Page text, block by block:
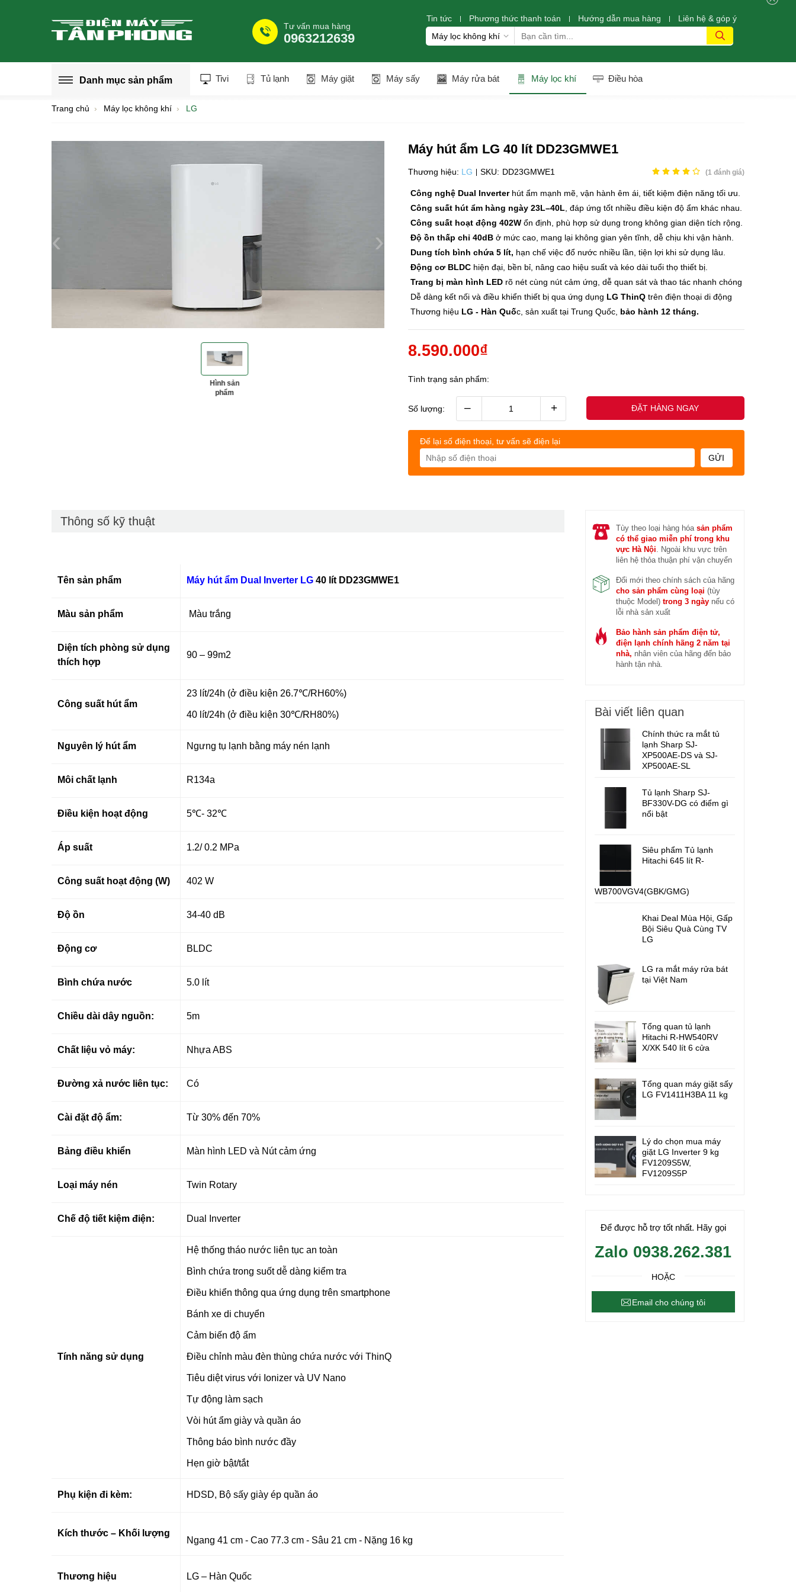
Tư vấn mua hàng
0963212639
Tin tức Phương thức thanh toán Hướng dẫn mua hàng Liên hệ & góp ý
Tivi Tủ lạnh Máy giặt Máy sấy Máy rửa bát Máy lọc khí Điều hòa
Danh mục sản phẩm
Trang chủ Máy lọc không khí LG
‹ ›
Hình sản
phẩm
Máy hút ẩm LG 40 lít DD23GMWE1
Thương hiệu: LG SKU: DD23GMWE1 (1đánh giá)
Công nghệ Dual Inverterhút ẩm mạnh mẽ, vận hành êm ái, tiết kiệm điện năng tối ưu.
Công suất hút ẩm hàng ngày 23L–40L , đáp ứng tốt nhiều điều kiện độ ẩm khác nhau.
Công suất hoạt động 402Wổn định, phù hợp sử dụng trong không gian diện tích rộng.
Độ ồn thấp chỉ 40dBở mức cao, mang lại không gian yên tĩnh, dễ chịu khi vận hành.
Dung tích bình chứa 5 lít, hạn chế việc đổ nước nhiều lần, tiện lợi khi sử dụng lâu.
Động cơ BLDChiện đại, bền bỉ, nâng cao hiệu suất và kéo dài tuổi thọ thiết bị.
Trang bị màn hình LEDrõ nét cùng nút cảm ứng, dễ quan sát và thao tác nhanh chóng
Dễ dàng kết nối và điều khiển thiết bị qua ứng dụng LG ThinQtrên điện thoại di động
Thương hiệu LG - Hàn Quốc, sản xuất tại Trung Quốc, bảo hành 12 tháng.
8.590.000₫
Tình trạng sản phẩm:
Số lượng: – + ĐẶT HÀNG NGAY
Để lại số điện thoại, tư vấn sẽ điện lại
GỬI
Thông số kỹ thuật
Tên sản phẩm Máy hút ẩm Dual Inverter LG 40 lít DD23GMWE1
Màu sản phẩm Màu trắng
Diện tích phòng sử dụng
thích hợp
90 – 99m2
Công suất hút ẩm
23 lít/24h (ở điều kiện 26.7℃/RH60%)
40 lít/24h (ở điều kiện 30℃/RH80%)
Nguyên lý hút ẩm Ngưng tụ lạnh bằng máy nén lạnh
Môi chất lạnh R134a
Điều kiện hoạt động 5℃- 32℃
Áp suất 1.2/ 0.2 MPa
Công suất hoạt động (W) 402 W
Độ ồn 34-40 dB
Động cơ BLDC
Bình chứa nước 5.0 lít
Chiều dài dây nguồn: 5m
Chất liệu vỏ máy: Nhựa ABS
Đường xả nước liên tục: Có
Cài đặt độ ẩm: Từ 30% đến 70%
Bảng điều khiển Màn hình LED và Nút cảm ứng
Loại máy nén Twin Rotary
Chế độ tiết kiệm điện: Dual Inverter
Tính năng sử dụng
Hệ thống tháo nước liên tục an toàn
Bình chứa trong suốt dễ dàng kiểm tra
Điều khiển thông qua ứng dụng trên smartphone
Bánh xe di chuyển
Cảm biến độ ẩm
Điều chỉnh màu đèn thùng chứa nước với ThinQ
Tiêu diệt virus với Ionizer và UV Nano
Tự động làm sạch
Vòi hút ẩm giày và quần áo
Thông báo bình nước đầy
Hẹn giờ bật/tắt
Phụ kiện đi kèm: HDSD, Bộ sấy giày ép quần áo
Kích thước – Khối lượng
Ngang 41 cm - Cao 77.3 cm - Sâu 21 cm - Nặng 16 kg
Thương hiệu LG – Hàn Quốc
Tùy theo loại hàng hóa sản phẩm
có thể giao miễn phí trong khu
vực Hà Nội. Ngoài khu vực trên
liên hệ thỏa thuận phí vận chuyển
Đổi mới theo chính sách của hãng
cho sản phẩm cùng loại (tùy
thuộc Model) trong 3 ngàynếu có
lỗi nhà sản xuất
Bảo hành sản phẩm điện tử,
điện lạnh chính hãng 2 năm tại
nhà, nhân viên của hãng đến bảo
hành tận nhà.
Bài viết liên quan
Chính thức ra mắt tủ
lạnh Sharp SJ-
XP500AE-DS và SJ-
XP500AE-SL
Tủ lạnh Sharp SJ-
BF330V-DG có điểm gì
nổi bật
Siêu phẩm Tủ lạnh
Hitachi 645 lít R-
WB700VGV4(GBK/GMG)
Khai Deal Mùa Hội, Gấp
Bội Siêu Quà Cùng TV
LG
LG ra mắt máy rửa bát
tại Việt Nam
Tổng quan tủ lạnh
Hitachi R-HW540RV
X/XK 540 lít 6 cửa
Tổng quan máy giặt sấy
LG FV1411H3BA 11 kg
Lý do chọn mua máy
giặt LG Inverter 9 kg
FV1209S5W,
FV1209S5P
Để được hỗ trợ tốt nhất. Hãy gọi
Zalo 0938.262.381
HOẶC
Email cho chúng tôi